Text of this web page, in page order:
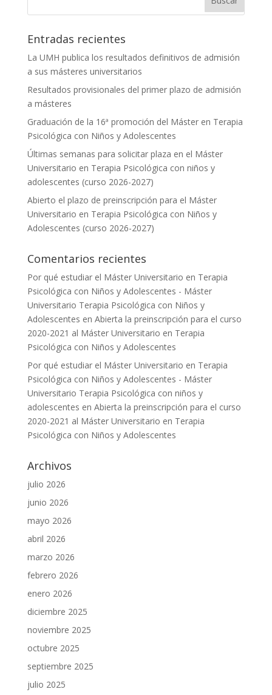
Entradas recientes
La UMH publica los resultados definitivos de admisión
a sus másteres universitarios
Resultados provisionales del primer plazo de admisión
a másteres
Graduación de la 16ª promoción del Máster en Terapia
Psicológica con Niños y Adolescentes
Últimas semanas para solicitar plaza en el Máster
Universitario en Terapia Psicológica con niños y
adolescentes (curso 2026-2027)
Abierto el plazo de preinscripción para el Máster
Universitario en Terapia Psicológica con Niños y
Adolescentes (curso 2026-2027)
Comentarios recientes
Por qué estudiar el Máster Universitario en Terapia
Psicológica con Niños y Adolescentes - Máster
Universitario Terapia Psicológica con Niños y
Adolescentes en Abierta la preinscripción para el curso
2020-2021 al Máster Universitario en Terapia
Psicológica con Niños y Adolescentes
Por qué estudiar el Máster Universitario en Terapia
Psicológica con Niños y Adolescentes - Máster
Universitario Terapia Psicológica con niños y
adolescentes en Abierta la preinscripción para el curso
2020-2021 al Máster Universitario en Terapia
Psicológica con Niños y Adolescentes
Archivos
julio 2026
junio 2026
mayo 2026
abril 2026
marzo 2026
febrero 2026
enero 2026
diciembre 2025
noviembre 2025
octubre 2025
septiembre 2025
julio 2025